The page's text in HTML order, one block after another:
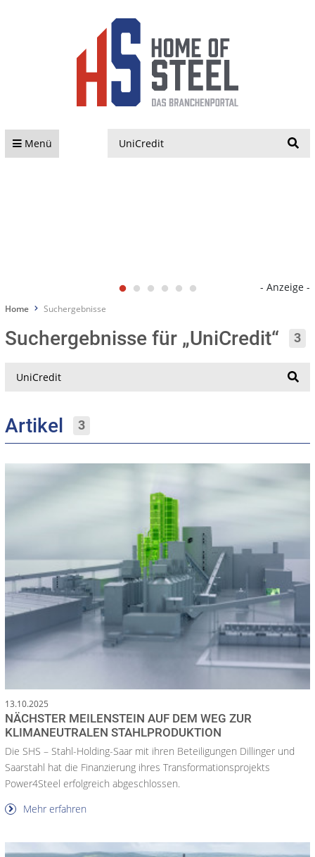
Menü
- Anzeige -
Home Suchergebnisse
Suchergebnisse für „UniCredit“ 3
Artikel 3
13.10.2025
NÄCHSTER MEILENSTEIN AUF DEM WEG ZUR
KLIMANEUTRALEN STAHLPRODUKTION
Die SHS – Stahl-Holding-Saar mit ihren Beteiligungen Dillinger und
Saarstahl hat die Finanzierung ihres Transformationsprojekts
Power4Steel erfolgreich abgeschlossen.
Mehr erfahren